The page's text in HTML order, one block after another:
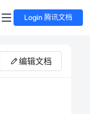
Login 腾讯文档
编辑文档